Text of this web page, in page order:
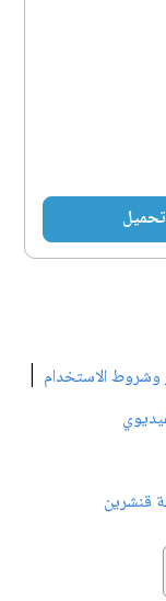
تحميل
الاستخدام |
قنشرين